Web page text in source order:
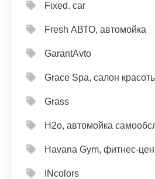
Fixed. car
Fresh АВТО, автомойка
GarantAvto
Grace Spa, салон
Grass
H2o, автомойка
Havana Gym, фитнес-
INcolors